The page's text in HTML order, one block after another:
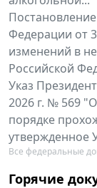
Федерации от
изменений в
Российской
Указ
2026 г. № 569
порядке
утвержденное
Все федеральные
Горячие